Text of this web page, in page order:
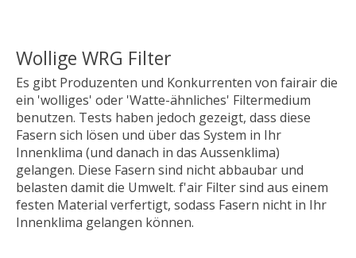
Wollige WRG Filter
Es gibt Produzenten und Konkurrenten von fairair die
ein 'wolliges' oder 'Watte-ähnliches' Filtermedium
benutzen. Tests haben jedoch gezeigt, dass diese
Fasern sich lösen und über das System in Ihr
Innenklima (und danach in das Aussenklima)
gelangen. Diese Fasern sind nicht abbaubar und
belasten damit die Umwelt. f'air Filter sind aus einem
festen Material verfertigt, sodass Fasern nicht in Ihr
Innenklima gelangen können.